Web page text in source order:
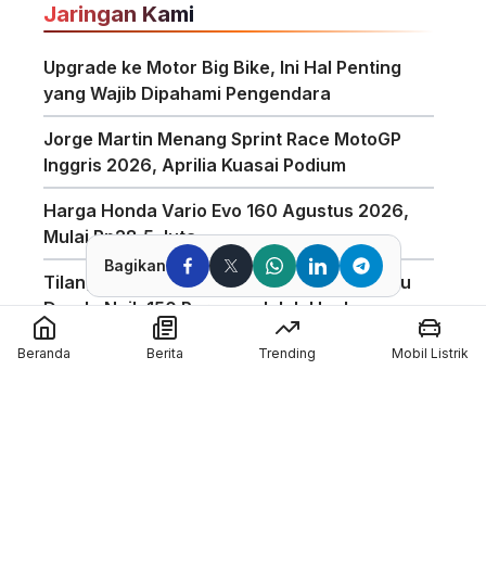
Jaringan Kami
Upgrade ke Motor Big Bike, Ini Hal Penting
yang Wajib Dipahami Pengendara
Jorge Martin Menang Sprint Race MotoGP
Inggris 2026, Aprilia Kuasai Podium
Harga Honda Vario Evo 160 Agustus 2026,
Mulai Rp28,5 Juta
Tilang Manual Berlaku? Polisi Tegaskan Isu
Denda Naik 150 Persen adalah Hoaks
Mario Aji Amankan Qualifying 2(Q2) Di Moto2
Bagikan
Beranda Berita Trending Mobil Listrik